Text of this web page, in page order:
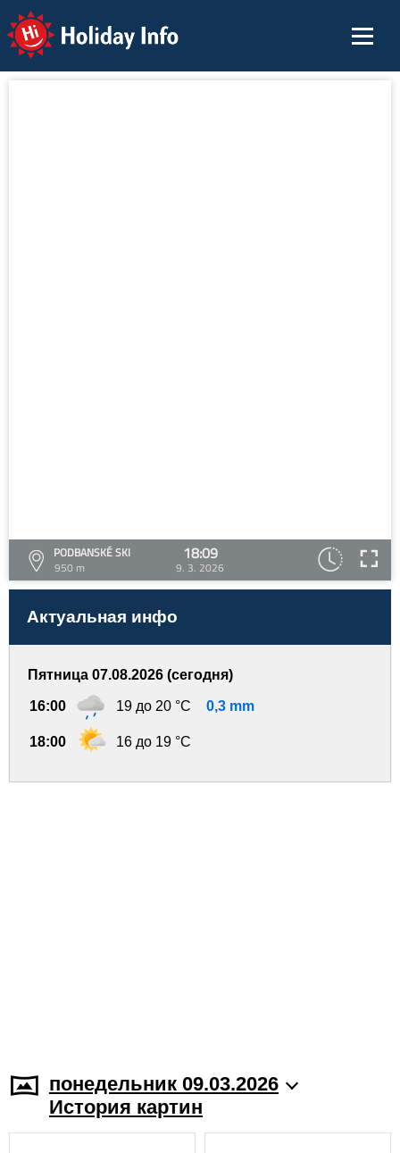
Holiday Info
PODBANSKÉ SKI
950 m
18:09
9. 3. 2026
Актуальная инфо
Пятница 07.08.2026 (сегодня)
16:00 19 до 20 °C 0,3 mm
18:00 16 до 19 °C
понедельник 09.03.2026
История картин